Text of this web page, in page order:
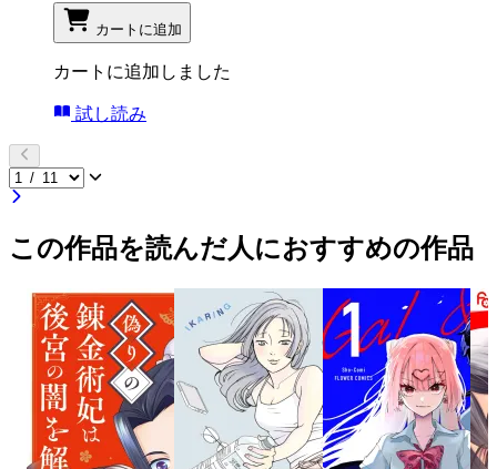
カートに追加
カートに追加しました
試し読み
この作品を読んだ人におすすめの作品